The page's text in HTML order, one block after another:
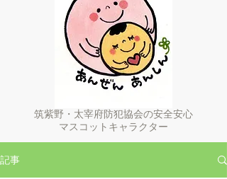
筑紫野・太宰府防犯協会の安全安心
マスコットキャラクター
記事